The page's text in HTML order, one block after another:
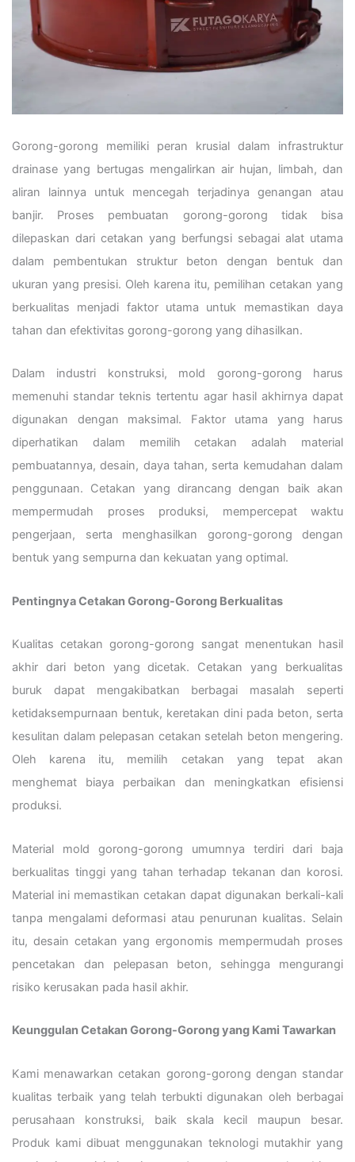
Gorong-gorong memiliki peran krusial dalam infrastruktur
drainase yang bertugas mengalirkan air hujan, limbah, dan
aliran lainnya untuk mencegah terjadinya genangan atau
banjir. Proses pembuatan gorong-gorong tidak bisa
dilepaskan dari cetakan yang berfungsi sebagai alat utama
dalam pembentukan struktur beton dengan bentuk dan
ukuran yang presisi. Oleh karena itu, pemilihan cetakan yang
berkualitas menjadi faktor utama untuk memastikan daya
tahan dan efektivitas gorong-gorong yang dihasilkan.
Dalam industri konstruksi, mold gorong-gorong harus
memenuhi standar teknis tertentu agar hasil akhirnya dapat
digunakan dengan maksimal. Faktor utama yang harus
diperhatikan dalam memilih cetakan adalah material
pembuatannya, desain, daya tahan, serta kemudahan dalam
penggunaan. Cetakan yang dirancang dengan baik akan
mempermudah proses produksi, mempercepat waktu
pengerjaan, serta menghasilkan gorong-gorong dengan
bentuk yang sempurna dan kekuatan yang optimal.
Pentingnya Cetakan Gorong-Gorong Berkualitas
Kualitas cetakan gorong-gorong sangat menentukan hasil
akhir dari beton yang dicetak. Cetakan yang berkualitas
buruk dapat mengakibatkan berbagai masalah seperti
ketidaksempurnaan bentuk, keretakan dini pada beton, serta
kesulitan dalam pelepasan cetakan setelah beton mengering.
Oleh karena itu, memilih cetakan yang tepat akan
menghemat biaya perbaikan dan meningkatkan efisiensi
produksi.
Material mold gorong-gorong umumnya terdiri dari baja
berkualitas tinggi yang tahan terhadap tekanan dan korosi.
Material ini memastikan cetakan dapat digunakan berkali-kali
tanpa mengalami deformasi atau penurunan kualitas. Selain
itu, desain cetakan yang ergonomis mempermudah proses
pencetakan dan pelepasan beton, sehingga mengurangi
risiko kerusakan pada hasil akhir.
Keunggulan Cetakan Gorong-Gorong yang Kami Tawarkan
Kami menawarkan cetakan gorong-gorong dengan standar
kualitas terbaik yang telah terbukti digunakan oleh berbagai
perusahaan konstruksi, baik skala kecil maupun besar.
Produk kami dibuat menggunakan teknologi mutakhir yang